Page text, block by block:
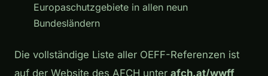
Europaschutzgebiete in allen neun
Bundesländern
Die vollständige Liste aller OEFF-Referenzen ist
auf der Website des AFCH unter afch.at/wwff